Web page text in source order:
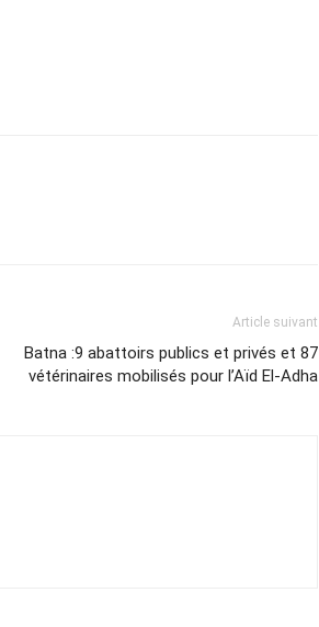
Article suivant
Batna :9 abattoirs publics et privés et 87
vétérinaires mobilisés pour l’Aïd El-Adha